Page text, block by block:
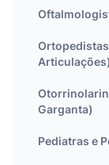
Articulações)
Garganta)
Pediatras e